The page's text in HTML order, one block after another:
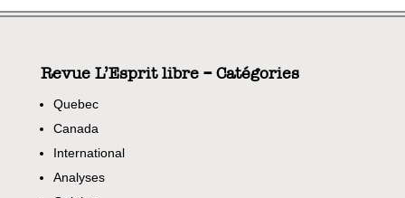
Revue L’Esprit libre – Catégories
Quebec
Canada
International
Analyses